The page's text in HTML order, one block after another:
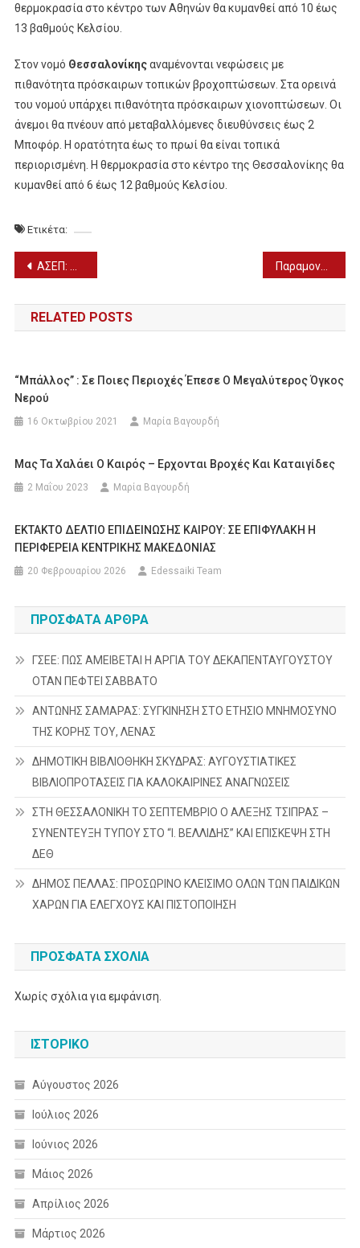
θερμοκρασία στο κέντρο των Αθηνών θα κυμανθεί από 10 έως
13 βαθμούς Κελσίου.
Στον νομό Θεσσαλονίκηςαναμένονται νεφώσεις με
πιθανότητα πρόσκαιρων τοπικών βροχοπτώσεων. Στα ορεινά
του νομού υπάρχει πιθανότητα πρόσκαιρων χιονοπτώσεων. Οι
άνεμοι θα πνέουν από μεταβαλλόμενες διευθύνσεις έως 2
Μποφόρ. Η ορατότητα έως το πρωί θα είναι τοπικά
περιορισμένη. Η θερμοκρασία στο κέντρο της Θεσσαλονίκης θα
κυμανθεί από 6 έως 12 βαθμούς Κελσίου.
Ετικέτα:
Πλοήγηση
άρθρων
ΑΣΕΠ: Μόνιμοι στον e-ΕΦΚΑ με απολυτήριο λυκείου και χωρίς γραπτό διαγωνισμό!
RELATED POSTS
“Μπάλλος” : Σε Ποιες Περιοχές Έπεσε Ο Μεγαλύτερος Όγκος
Νερού
16 Οκτωβρίου 2021 Μαρία Βαγουρδή
Μας Τα Χαλάει Ο Καιρός – Ερχονται Βροχές Και Καταιγίδες
2 Μαΐου 2023 Μαρία Βαγουρδή
ΕΚΤΑΚΤΟ ΔΕΛΤΙΟ ΕΠΙΔΕΙΝΩΣΗΣ ΚΑΙΡΟΥ: ΣΕ ΕΠΙΦΥΛΑΚΗ Η
ΠΕΡΙΦΕΡΕΙΑ ΚΕΝΤΡΙΚΗΣ ΜΑΚΕΔΟΝΙΑΣ
20 Φεβρουαρίου 2026 Edessaiki Team
ΠΡΌΣΦΑΤΑ ΆΡΘΡΑ
ΓΣΕΕ: ΠΩΣ ΑΜΕΙΒΕΤΑΙ Η ΑΡΓΙΑ ΤΟΥ ΔΕΚΑΠΕΝΤΑΥΓΟΥΣΤΟΥ
ΟΤΑΝ ΠΕΦΤΕΙ ΣΑΒΒΑΤΟ
ΑΝΤΩΝΗΣ ΣΑΜΑΡΑΣ: ΣΥΓΚΙΝΗΣΗ ΣΤΟ ΕΤΗΣΙΟ ΜΝΗΜΟΣΥΝΟ
ΤΗΣ ΚΟΡΗΣ ΤΟΥ, ΛΕΝΑΣ
ΔΗΜΟΤΙΚΗ ΒΙΒΛΙΟΘΗΚΗ ΣΚΥΔΡΑΣ: ΑΥΓΟΥΣΤΙΑΤΙΚΕΣ
ΒΙΒΛΙΟΠΡΟΤΑΣΕΙΣ ΓΙΑ ΚΑΛΟΚΑΙΡΙΝΕΣ ΑΝΑΓΝΩΣΕΙΣ
ΣΤΗ ΘΕΣΣΑΛΟΝΙΚΗ ΤΟ ΣΕΠΤΕΜΒΡΙΟ Ο ΑΛΕΞΗΣ ΤΣΙΠΡΑΣ –
ΣΥΝΕΝΤΕΥΞΗ ΤΥΠΟΥ ΣΤΟ “Ι. ΒΕΛΛΙΔΗΣ” ΚΑΙ ΕΠΙΣΚΕΨΗ ΣΤΗ
ΔΕΘ
ΔΗΜΟΣ ΠΕΛΛΑΣ: ΠΡΟΣΩΡΙΝΟ ΚΛΕΙΣΙΜΟ ΟΛΩΝ ΤΩΝ ΠΑΙΔΙΚΩΝ
ΧΑΡΩΝ ΓΙΑ ΕΛΕΓΧΟΥΣ ΚΑΙ ΠΙΣΤΟΠΟΙΗΣΗ
ΠΡΌΣΦΑΤΑ ΣΧΌΛΙΑ
Χωρίς σχόλια για εμφάνιση.
ΙΣΤΟΡΙΚΌ
Αύγουστος 2026
Ιούλιος 2026
Ιούνιος 2026
Μάιος 2026
Απρίλιος 2026
Μάρτιος 2026